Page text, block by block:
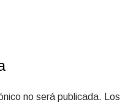
no será publicada. Los